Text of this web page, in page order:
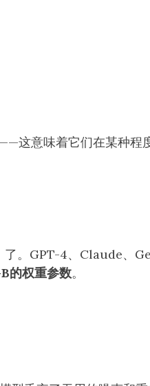
这意味着它们在某种程
了。GPT-4、Claude、
的权重参数。